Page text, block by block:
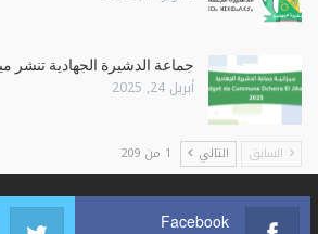
جماعة الدشيرة الجهادية تنشر
أبريل 24, 2025
السابق التالي 1 من 209
Facebook